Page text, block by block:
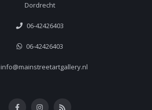
Dordrecht
06-42426403
06-42426403
info@mainstreetartgallery.nl